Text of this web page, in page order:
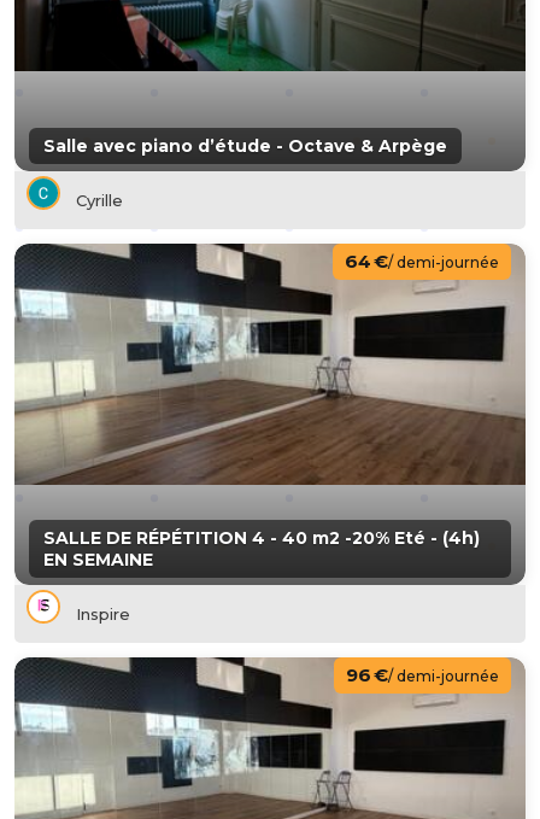
Salle avec piano d’étude - Octave & Arpège
Cyrille
SALLE DE RÉPÉTITION 4 - 40 m2 -20% Eté - (4h)
EN SEMAINE
64 €/ demi-journée
Inspire
96 €/ demi-journée